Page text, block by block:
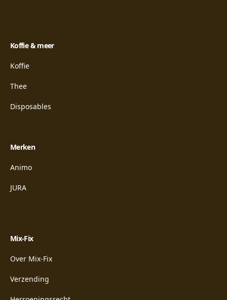
Koffie & meer
Koffie
Thee
Disposables
Merken
Animo
JURA
Mix-Fix
Over Mix-Fix
Verzending